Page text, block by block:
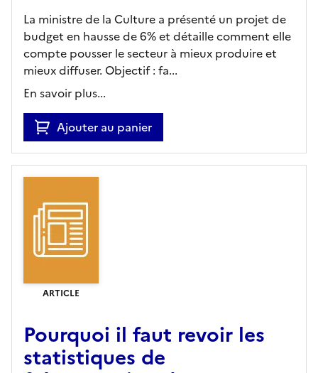
La ministre de la Culture a présenté un projet de
budget en hausse de 6% et détaille comment elle
compte pousser le secteur à mieux produire et
mieux diffuser. Objectif : fa...
En savoir plus...
Ajouter au panier
ARTICLE
Pourquoi il faut revoir les
statistiques de